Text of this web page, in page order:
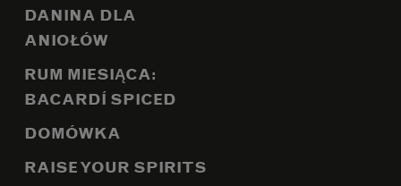
DANINA DLA
ANIOŁÓW
RUM MIESIĄCA:
BACARDÍ SPICED
DOMÓWKA
RAISE YOUR SPIRITS